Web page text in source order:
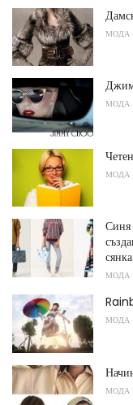
МОДА
МОДА
МОДА
Синя
МОДА
МОДА
МОДА